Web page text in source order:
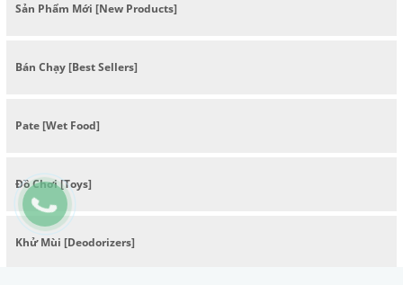
Sản Phẩm Mới [New Products]
Bán Chạy [Best Sellers]
Pate [Wet Food]
Đồ Chơi [Toys]
Khử Mùi [Deodorizers]